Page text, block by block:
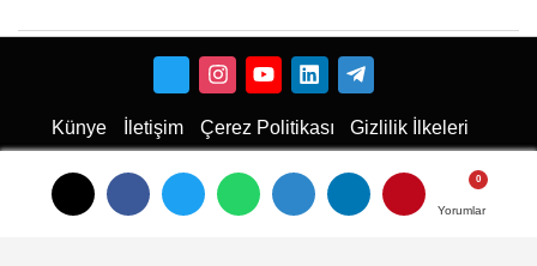
Yorumlar
Yorumlar
Yorumlar
Künye İletişim Çerez Politikası Gizlilik İlkeleri
Karaman
Emlak
Karaman Çiçekci
Haber